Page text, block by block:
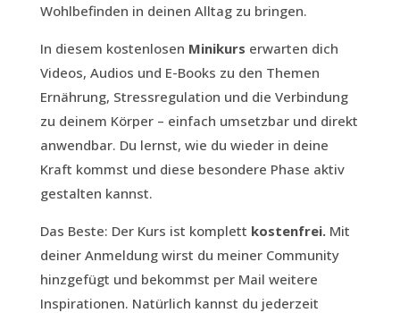
Wohlbefinden in deinen Alltag zu bringen.
In diesem kostenlosen Minikurs erwarten dich
Videos, Audios und E-Books zu den Themen
Ernährung, Stressregulation und die Verbindung
zu deinem Körper – einfach umsetzbar und direkt
anwendbar. Du lernst, wie du wieder in deine
Kraft kommst und diese besondere Phase aktiv
gestalten kannst.
Das Beste: Der Kurs ist komplett kostenfrei.Mit
deiner Anmeldung wirst du meiner Community
hinzgefügt und bekommst per Mail weitere
Inspirationen. Natürlich kannst du jederzeit